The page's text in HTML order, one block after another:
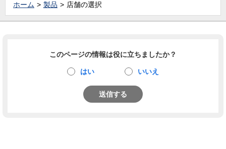
ホーム 製品 店舗の選択
このページの情報は役に立ちましたか？
はい いいえ
送信する